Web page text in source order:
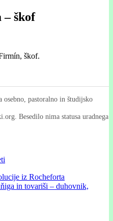
škof
škof.
osebno, pastoralno in študijsko
Besedilo nima statusa uradnega
iz Rocheforta
in tovariši – duhovnik,